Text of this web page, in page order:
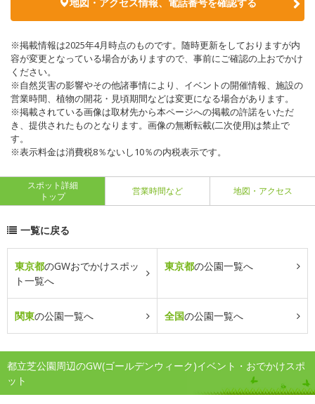
※掲載情報は2025年4月時点のものです。随時更新をしておりますが内
容が変更となっている場合がありますので、事前にご確認の上おでかけ
ください。
※自然災害の影響やその他諸事情により、イベントの開催情報、施設の
営業時間、植物の開花・見頃期間などは変更になる場合があります。
※掲載されている画像は取材先から本ページへの掲載の許諾をいただ
き、提供されたものとなります。画像の無断転載(二次使用)は禁止で
す。
※表示料金は消費税8％ないし10％の内税表示です。
スポット詳細
トップ
営業時間など 地図・アクセス
一覧に戻る
東京都のGWおでかけスポッ
ト一覧へ
東京都の公園一覧へ
関東の公園一覧へ 全国の公園一覧へ
都立芝公園周辺のGW(ゴールデンウィーク)イベント・おでかけスポ
ット